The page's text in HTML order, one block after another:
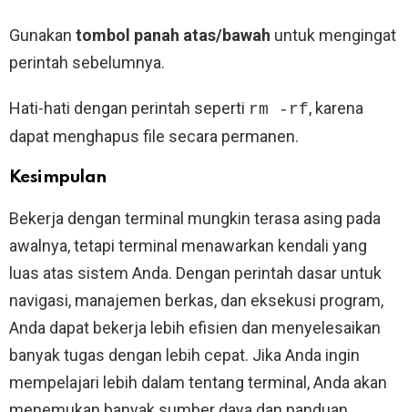
Gunakan tombol panah atas/bawah untuk mengingat
perintah sebelumnya.
Hati-hati dengan perintah seperti rm -rf, karena
dapat menghapus file secara permanen.
Kesimpulan
Bekerja dengan terminal mungkin terasa asing pada
awalnya, tetapi terminal menawarkan kendali yang
luas atas sistem Anda. Dengan perintah dasar untuk
navigasi, manajemen berkas, dan eksekusi program,
Anda dapat bekerja lebih efisien dan menyelesaikan
banyak tugas dengan lebih cepat. Jika Anda ingin
mempelajari lebih dalam tentang terminal, Anda akan